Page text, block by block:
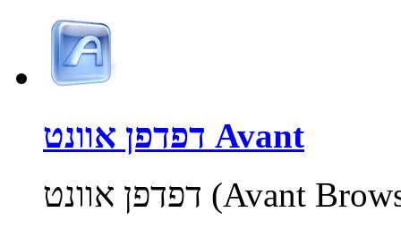
דפדפן אוונט Avant